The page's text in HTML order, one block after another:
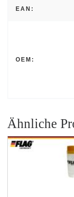
EAN:
OEM:
Ähnliche